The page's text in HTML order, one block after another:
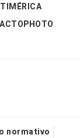
normativo